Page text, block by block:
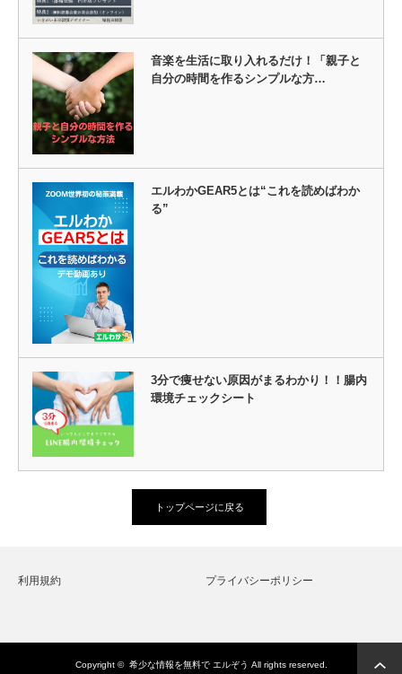
音楽を生活に取り入れるだけ！「親子と
自分の時間を作るシンプルな方…
エルわかGEAR5とは“これを読めばわか
る”
3分で痩せない原因がまるわかり！！腸内
環境チェックシート
トップページに戻る
利用規約 プライバシーポリシー
Copyright © 希少な情報を無料で エルぞう All rights reserved.